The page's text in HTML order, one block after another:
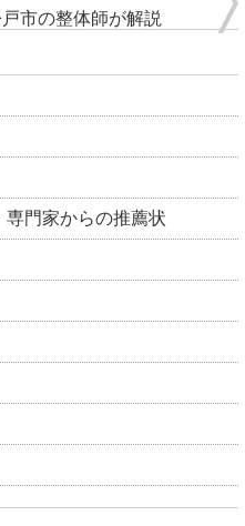
市の整体師が解説
門家からの推薦状